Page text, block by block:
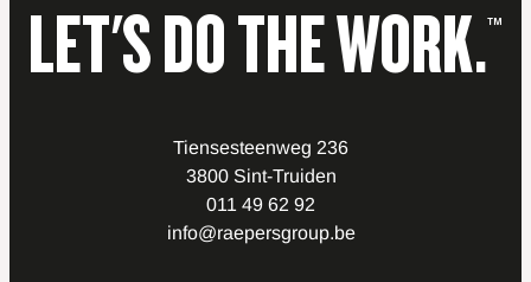
LET'S DO THE WORK.™
Tiensesteenweg 236
3800 Sint-Truiden
011 49 62 92
info@raepersgroup.be